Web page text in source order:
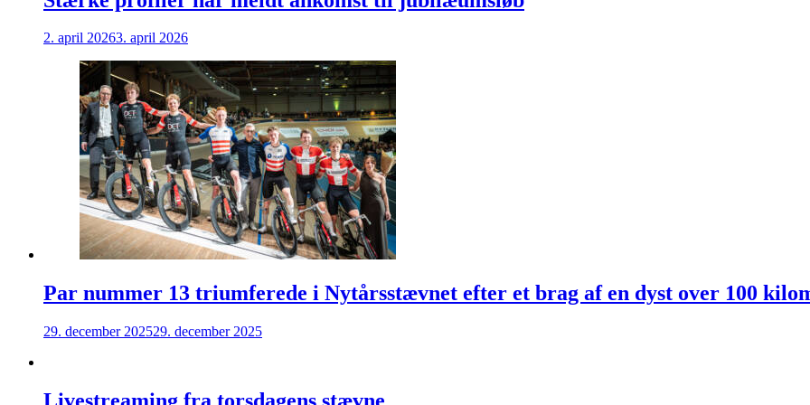
2. april 20263. april 2026
Par nummer 13 triumferede i Nytårsstævnet efter et brag af en dyst over 100
29. december 202529. december 2025